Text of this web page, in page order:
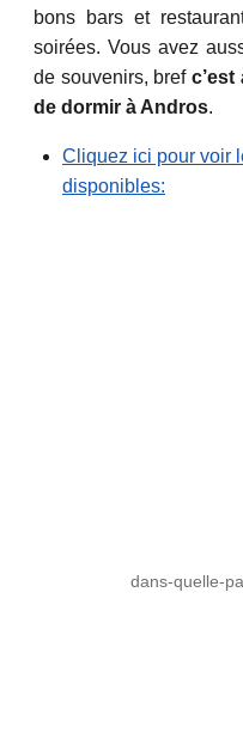
bons bars et
soirées. Vous avez
de souvenirs, bref
de dormir à Andros.
Cliquez ici pour voir
disponibles:
dans-quelle-